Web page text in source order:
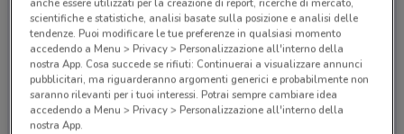
anche essere utilizzati per la creazione di report, ricerche di mercato,
scientifiche e statistiche, analisi basate sulla posizione e analisi delle
tendenze. Puoi modificare le tue preferenze in qualsiasi momento
accedendo a Menu > Privacy > Personalizzazione all'interno della
nostra App. Cosa succede se rifiuti: Continuerai a visualizzare annunci
pubblicitari, ma riguarderanno argomenti generici e probabilmente non
saranno rilevanti per i tuoi interessi. Potrai sempre cambiare idea
accedendo a Menu > Privacy > Personalizzazione all'interno della
nostra App.